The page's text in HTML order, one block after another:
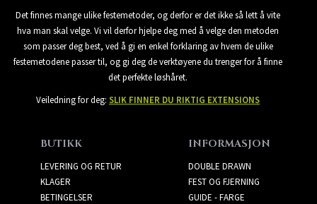
Det finnes mange ulike festemetoder, og derfor er det ikke så lett å vite
hva man skal velge. Vi vil derfor hjelpe deg med å velge den metoden
som passer deg best, ved å gi en enkel forklaring av hvem de ulike
festemetodene passer til, og gi deg de verktøyene du trenger for å finne
det perfekte løshåret.
Veiledning for deg: SLIK FINNER DU RIKTIG EXTENSIONS
BUTIKK
LEVERING OG RETUR
KLAGER
BETINGELSER
INFORMASJON
DOUBLE DRAWN
FEST OG FJERNING
GUIDE - FARGE